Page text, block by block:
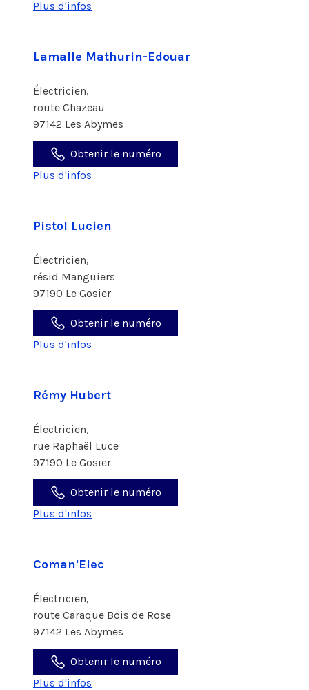
Plus d'infos
Lamalle Mathurin-Edouar
Électricien,
route Chazeau
97142 Les Abymes
Obtenir le numéro
Plus d'infos
Pistol Lucien
Électricien,
résid Manguiers
97190 Le Gosier
Obtenir le numéro
Plus d'infos
Rémy Hubert
Électricien,
rue Raphaël Luce
97190 Le Gosier
Obtenir le numéro
Plus d'infos
Coman'Elec
Électricien,
route Caraque Bois de Rose
97142 Les Abymes
Obtenir le numéro
Plus d'infos